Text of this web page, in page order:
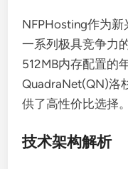
NFPHosting作为新
一系列极具竞争力
512MB内存配置的
QuadraNet(QN)洛
供了高性价比选择。
技术架构解析